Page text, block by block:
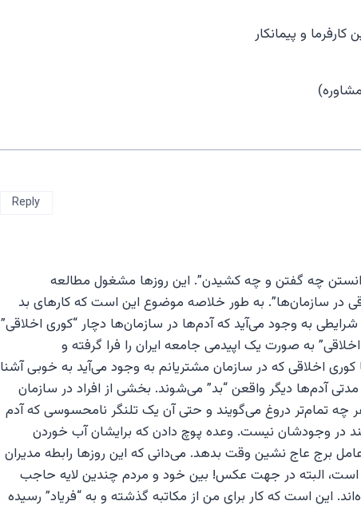
و پیمانکار
چه گفتن و چه کشیدن”. این روزها مشغول مطالعه
در سازمان‌ها”. به طور خلاصه موضوع این است که کارهای بد
به وجود می‌آید که آدم‌ها در سازمان‌ها دچار “کوری اخلاقی”
به صورت یک اپیدمی جامعه ایران را فرا گرفته و
اخلاقی که در سازمان مشتریانم به وجود می‌آید به خوبی آشنا
آدم‌ها دیگر واقعن “بد” می‌شوند. بخشی از افراد در سازمان
تمام‌تر دروغ می‌گویند و حتی آن یک تلنگر نامحسوسی که آدم
وجودشان نیست. وعده پوچ دادن که برایشان آب خوردن
برج عاج نشین وقت بدهد. می‌دانی که این روزها رابطه مدیران
است، البته در جهت عکس! بین خود و مردم چندین لایه حاجب
این است که کار برای من از مکاتبه گذشته و به “فریاد” رسیده
Reply